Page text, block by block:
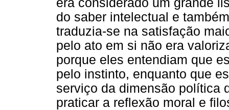
do saber intelectual e
traduzia-se na satisfação
pelo ato em si não era
porque eles entendiam que
pelo instinto, enquanto que
serviço da dimensão política
praticar a reflexão moral e